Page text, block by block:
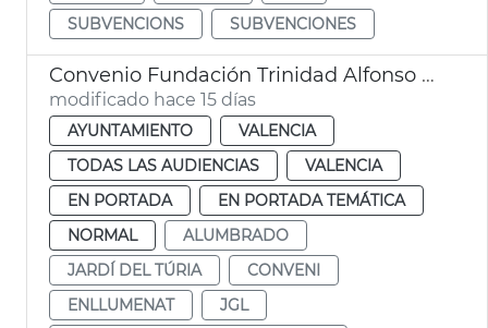
SUBVENCIONS
SUBVENCIONES
Convenio Fundación Trinidad Alfonso alumbrado ornamental Jardín del Turia
modificado hace 15 días
AYUNTAMIENTO
VALENCIA
TODAS LAS AUDIENCIAS
VALENCIA
EN PORTADA
EN PORTADA TEMÁTICA
NORMAL
ALUMBRADO
JARDÍ DEL TÚRIA
CONVENI
ENLLUMENAT
JGL